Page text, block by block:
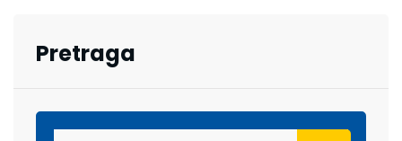
Pretraga